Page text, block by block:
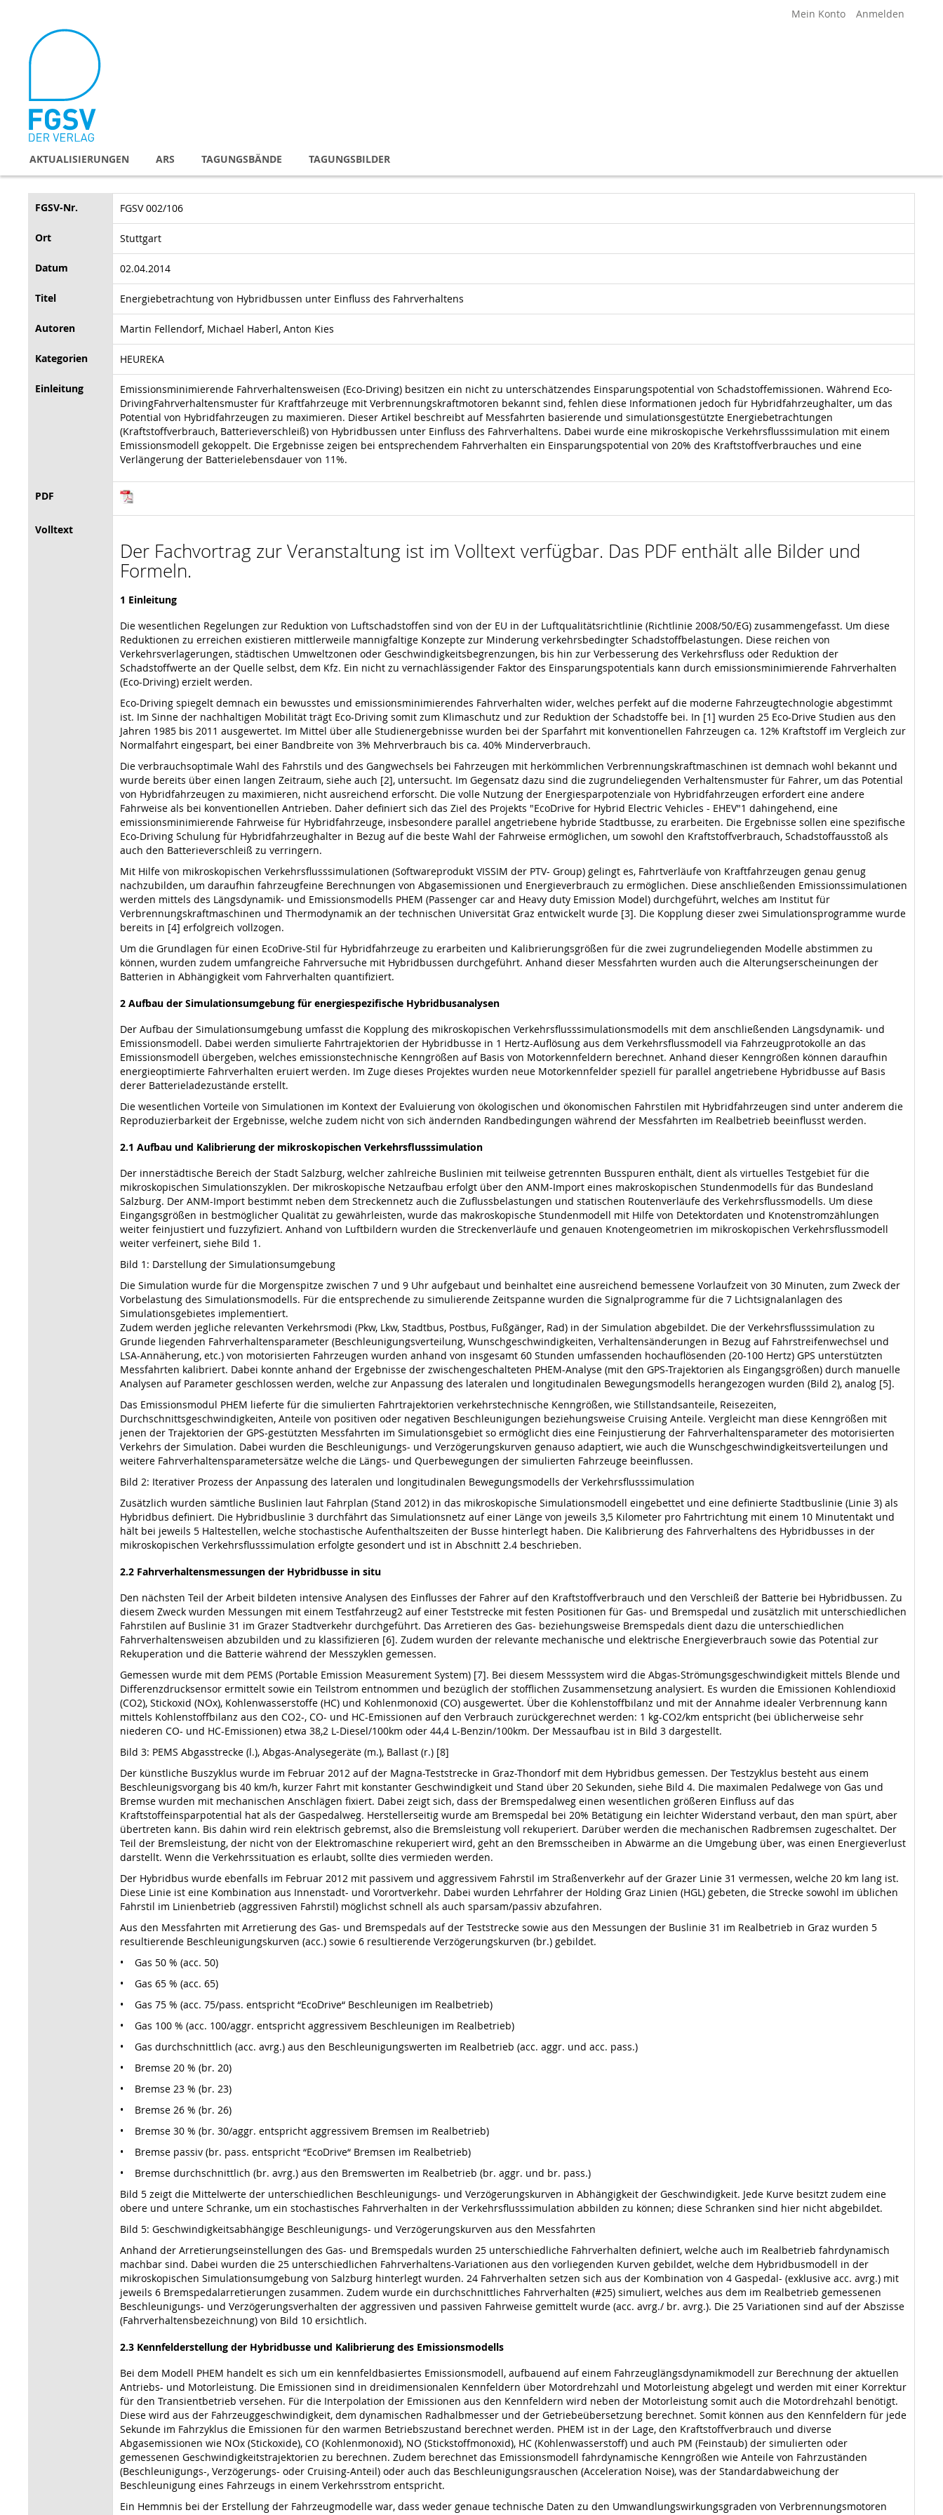
Mein Konto Anmelden
Inhalt
AKTUALISIERUNGEN ARS TAGUNGSBÄNDE TAGUNGSBILDER
FGSV-Nr. FGSV 002/106
Ort Stuttgart
Datum 02.04.2014
Titel Energiebetrachtung von Hybridbussen unter Einfluss des Fahrverhaltens
Autoren Martin Fellendorf, Michael Haberl, Anton Kies
Kategorien HEUREKA
Einleitung
Emissionsminimierende Fahrverhaltensweisen (Eco-Driving) besitzen ein nicht zu unterschätzendes Einsparungspotential von Schadstoffemissionen. Während Eco-
DrivingFahrverhaltensmuster für Kraftfahrzeuge mit Verbrennungskraftmotoren bekannt sind, fehlen diese Informationen jedoch für Hybridfahrzeughalter, um das
Potential von Hybridfahrzeugen zu maximieren. Dieser Artikel beschreibt auf Messfahrten basierende und simulationsgestützte Energiebetrachtungen
(Kraftstoffverbrauch, Batterieverschleiß) von Hybridbussen unter Einfluss des Fahrverhaltens. Dabei wurde eine mikroskopische Verkehrsflusssimulation mit einem
Emissionsmodell gekoppelt. Die Ergebnisse zeigen bei entsprechendem Fahrverhalten ein Einsparungspotential von 20% des Kraftstoffverbrauches und eine
Verlängerung der Batterielebensdauer von 11%.
PDF
Volltext
Der Fachvortrag zur Veranstaltung ist im Volltext verfügbar. Das PDF enthält alle Bilder und
Formeln.
1 Einleitung
Die wesentlichen Regelungen zur Reduktion von Luftschadstoffen sind von der EU in der Luftqualitätsrichtlinie (Richtlinie 2008/50/EG) zusammengefasst. Um diese
Reduktionen zu erreichen existieren mittlerweile mannigfaltige Konzepte zur Minderung verkehrsbedingter Schadstoffbelastungen. Diese reichen von
Verkehrsverlagerungen, städtischen Umweltzonen oder Geschwindigkeitsbegrenzungen, bis hin zur Verbesserung des Verkehrsfluss oder Reduktion der
Schadstoffwerte an der Quelle selbst, dem Kfz. Ein nicht zu vernachlässigender Faktor des Einsparungspotentials kann durch emissionsminimierende Fahrverhalten
(Eco-Driving) erzielt werden.
Eco-Driving spiegelt demnach ein bewusstes und emissionsminimierendes Fahrverhalten wider, welches perfekt auf die moderne Fahrzeugtechnologie abgestimmt
ist. Im Sinne der nachhaltigen Mobilität trägt Eco-Driving somit zum Klimaschutz und zur Reduktion der Schadstoffe bei. In [1] wurden 25 Eco-Drive Studien aus den
Jahren 1985 bis 2011 ausgewertet. Im Mittel über alle Studienergebnisse wurden bei der Sparfahrt mit konventionellen Fahrzeugen ca. 12% Kraftstoff im Vergleich zur
Normalfahrt eingespart, bei einer Bandbreite von 3% Mehrverbrauch bis ca. 40% Minderverbrauch.
Die verbrauchsoptimale Wahl des Fahrstils und des Gangwechsels bei Fahrzeugen mit herkömmlichen Verbrennungskraftmaschinen ist demnach wohl bekannt und
wurde bereits über einen langen Zeitraum, siehe auch [2], untersucht. Im Gegensatz dazu sind die zugrundeliegenden Verhaltensmuster für Fahrer, um das Potential
von Hybridfahrzeugen zu maximieren, nicht ausreichend erforscht. Die volle Nutzung der Energiesparpotenziale von Hybridfahrzeugen erfordert eine andere
Fahrweise als bei konventionellen Antrieben. Daher definiert sich das Ziel des Projekts "EcoDrive for Hybrid Electric Vehicles - EHEV"1 dahingehend, eine
emissionsminimierende Fahrweise für Hybridfahrzeuge, insbesondere parallel angetriebene hybride Stadtbusse, zu erarbeiten. Die Ergebnisse sollen eine spezifische
Eco-Driving Schulung für Hybridfahrzeughalter in Bezug auf die beste Wahl der Fahrweise ermöglichen, um sowohl den Kraftstoffverbrauch, Schadstoffausstoß als
auch den Batterieverschleiß zu verringern.
Mit Hilfe von mikroskopischen Verkehrsflusssimulationen (Softwareprodukt VISSIM der PTV- Group) gelingt es, Fahrtverläufe von Kraftfahrzeugen genau genug
nachzubilden, um daraufhin fahrzeugfeine Berechnungen von Abgasemissionen und Energieverbrauch zu ermöglichen. Diese anschließenden Emissionssimulationen
werden mittels des Längsdynamik- und Emissionsmodells PHEM (Passenger car and Heavy duty Emission Model) durchgeführt, welches am Institut für
Verbrennungskraftmaschinen und Thermodynamik an der technischen Universität Graz entwickelt wurde [3]. Die Kopplung dieser zwei Simulationsprogramme wurde
bereits in [4] erfolgreich vollzogen.
Um die Grundlagen für einen EcoDrive-Stil für Hybridfahrzeuge zu erarbeiten und Kalibrierungsgrößen für die zwei zugrundeliegenden Modelle abstimmen zu
können, wurden zudem umfangreiche Fahrversuche mit Hybridbussen durchgeführt. Anhand dieser Messfahrten wurden auch die Alterungserscheinungen der
Batterien in Abhängigkeit vom Fahrverhalten quantifiziert.
2 Aufbau der Simulationsumgebung für energiespezifische Hybridbusanalysen
Der Aufbau der Simulationsumgebung umfasst die Kopplung des mikroskopischen Verkehrsflusssimulationsmodells mit dem anschließenden Längsdynamik- und
Emissionsmodell. Dabei werden simulierte Fahrtrajektorien der Hybridbusse in 1 Hertz-Auflösung aus dem Verkehrsflussmodell via Fahrzeugprotokolle an das
Emissionsmodell übergeben, welches emissionstechnische Kenngrößen auf Basis von Motorkennfeldern berechnet. Anhand dieser Kenngrößen können daraufhin
energieoptimierte Fahrverhalten eruiert werden. Im Zuge dieses Projektes wurden neue Motorkennfelder speziell für parallel angetriebene Hybridbusse auf Basis
derer Batterieladezustände erstellt.
Die wesentlichen Vorteile von Simulationen im Kontext der Evaluierung von ökologischen und ökonomischen Fahrstilen mit Hybridfahrzeugen sind unter anderem die
Reproduzierbarkeit der Ergebnisse, welche zudem nicht von sich ändernden Randbedingungen während der Messfahrten im Realbetrieb beeinflusst werden.
2.1 Aufbau und Kalibrierung der mikroskopischen Verkehrsflusssimulation
Der innerstädtische Bereich der Stadt Salzburg, welcher zahlreiche Buslinien mit teilweise getrennten Busspuren enthält, dient als virtuelles Testgebiet für die
mikroskopischen Simulationszyklen. Der mikroskopische Netzaufbau erfolgt über den ANM-Import eines makroskopischen Stundenmodells für das Bundesland
Salzburg. Der ANM-Import bestimmt neben dem Streckennetz auch die Zuflussbelastungen und statischen Routenverläufe des Verkehrsflussmodells. Um diese
Eingangsgrößen in bestmöglicher Qualität zu gewährleisten, wurde das makroskopische Stundenmodell mit Hilfe von Detektordaten und Knotenstromzählungen
weiter feinjustiert und fuzzyfiziert. Anhand von Luftbildern wurden die Streckenverläufe und genauen Knotengeometrien im mikroskopischen Verkehrsflussmodell
weiter verfeinert, siehe Bild 1.
Bild 1: Darstellung der Simulationsumgebung
Die Simulation wurde für die Morgenspitze zwischen 7 und 9 Uhr aufgebaut und beinhaltet eine ausreichend bemessene Vorlaufzeit von 30 Minuten, zum Zweck der
Vorbelastung des Simulationsmodells. Für die entsprechende zu simulierende Zeitspanne wurden die Signalprogramme für die 7 Lichtsignalanlagen des
Simulationsgebietes implementiert.
Zudem werden jegliche relevanten Verkehrsmodi (Pkw, Lkw, Stadtbus, Postbus, Fußgänger, Rad) in der Simulation abgebildet. Die der Verkehrsflusssimulation zu
Grunde liegenden Fahrverhaltensparameter (Beschleunigungsverteilung, Wunschgeschwindigkeiten, Verhaltensänderungen in Bezug auf Fahrstreifenwechsel und
LSA-Annäherung, etc.) von motorisierten Fahrzeugen wurden anhand von insgesamt 60 Stunden umfassenden hochauflösenden (20-100 Hertz) GPS unterstützten
Messfahrten kalibriert. Dabei konnte anhand der Ergebnisse der zwischengeschalteten PHEM-Analyse (mit den GPS-Trajektorien als Eingangsgrößen) durch manuelle
Analysen auf Parameter geschlossen werden, welche zur Anpassung des lateralen und longitudinalen Bewegungsmodells herangezogen wurden (Bild 2), analog [5].
Das Emissionsmodul PHEM lieferte für die simulierten Fahrtrajektorien verkehrstechnische Kenngrößen, wie Stillstandsanteile, Reisezeiten,
Durchschnittsgeschwindigkeiten, Anteile von positiven oder negativen Beschleunigungen beziehungsweise Cruising Anteile. Vergleicht man diese Kenngrößen mit
jenen der Trajektorien der GPS-gestützten Messfahrten im Simulationsgebiet so ermöglicht dies eine Feinjustierung der Fahrverhaltensparameter des motorisierten
Verkehrs der Simulation. Dabei wurden die Beschleunigungs- und Verzögerungskurven genauso adaptiert, wie auch die Wunschgeschwindigkeitsverteilungen und
weitere Fahrverhaltensparametersätze welche die Längs- und Querbewegungen der simulierten Fahrzeuge beeinflussen.
Bild 2: Iterativer Prozess der Anpassung des lateralen und longitudinalen Bewegungsmodells der Verkehrsflusssimulation
Zusätzlich wurden sämtliche Buslinien laut Fahrplan (Stand 2012) in das mikroskopische Simulationsmodell eingebettet und eine definierte Stadtbuslinie (Linie 3) als
Hybridbus definiert. Die Hybridbuslinie 3 durchfährt das Simulationsnetz auf einer Länge von jeweils 3,5 Kilometer pro Fahrtrichtung mit einem 10 Minutentakt und
hält bei jeweils 5 Haltestellen, welche stochastische Aufenthaltszeiten der Busse hinterlegt haben. Die Kalibrierung des Fahrverhaltens des Hybridbusses in der
mikroskopischen Verkehrsflusssimulation erfolgte gesondert und ist in Abschnitt 2.4 beschrieben.
2.2 Fahrverhaltensmessungen der Hybridbusse in situ
Den nächsten Teil der Arbeit bildeten intensive Analysen des Einflusses der Fahrer auf den Kraftstoffverbrauch und den Verschleiß der Batterie bei Hybridbussen. Zu
diesem Zweck wurden Messungen mit einem Testfahrzeug2 auf einer Teststrecke mit festen Positionen für Gas- und Bremspedal und zusätzlich mit unterschiedlichen
Fahrstilen auf Buslinie 31 im Grazer Stadtverkehr durchgeführt. Das Arretieren des Gas- beziehungsweise Bremspedals dient dazu die unterschiedlichen
Fahrverhaltensweisen abzubilden und zu klassifizieren [6]. Zudem wurden der relevante mechanische und elektrische Energieverbrauch sowie das Potential zur
Rekuperation und die Batterie während der Messzyklen gemessen.
Gemessen wurde mit dem PEMS (Portable Emission Measurement System) [7]. Bei diesem Messsystem wird die Abgas-Strömungsgeschwindigkeit mittels Blende und
Differenzdrucksensor ermittelt sowie ein Teilstrom entnommen und bezüglich der stofflichen Zusammensetzung analysiert. Es wurden die Emissionen Kohlendioxid
(CO2), Stickoxid (NOx), Kohlenwasserstoffe (HC) und Kohlenmonoxid (CO) ausgewertet. Über die Kohlenstoffbilanz und mit der Annahme idealer Verbrennung kann
mittels Kohlenstoffbilanz aus den CO2-, CO- und HC-Emissionen auf den Verbrauch zurückgerechnet werden: 1 kg-CO2/km entspricht (bei üblicherweise sehr
niederen CO- und HC-Emissionen) etwa 38,2 L-Diesel/100km oder 44,4 L-Benzin/100km. Der Messaufbau ist in Bild 3 dargestellt.
Bild 3: PEMS Abgasstrecke (l.), Abgas-Analysegeräte (m.), Ballast (r.) [8]
Der künstliche Buszyklus wurde im Februar 2012 auf der Magna-Teststrecke in Graz-Thondorf mit dem Hybridbus gemessen. Der Testzyklus besteht aus einem
Beschleunigsvorgang bis 40 km/h, kurzer Fahrt mit konstanter Geschwindigkeit und Stand über 20 Sekunden, siehe Bild 4. Die maximalen Pedalwege von Gas und
Bremse wurden mit mechanischen Anschlägen fixiert. Dabei zeigt sich, dass der Bremspedalweg einen wesentlichen größeren Einfluss auf das
Kraftstoffeinsparpotential hat als der Gaspedalweg. Herstellerseitig wurde am Bremspedal bei 20% Betätigung ein leichter Widerstand verbaut, den man spürt, aber
übertreten kann. Bis dahin wird rein elektrisch gebremst, also die Bremsleistung voll rekuperiert. Darüber werden die mechanischen Radbremsen zugeschaltet. Der
Teil der Bremsleistung, der nicht von der Elektromaschine rekuperiert wird, geht an den Bremsscheiben in Abwärme an die Umgebung über, was einen Energieverlust
darstellt. Wenn die Verkehrssituation es erlaubt, sollte dies vermieden werden.
Der Hybridbus wurde ebenfalls im Februar 2012 mit passivem und aggressivem Fahrstil im Straßenverkehr auf der Grazer Linie 31 vermessen, welche 20 km lang ist.
Diese Linie ist eine Kombination aus Innenstadt- und Vorortverkehr. Dabei wurden Lehrfahrer der Holding Graz Linien (HGL) gebeten, die Strecke sowohl im üblichen
Fahrstil im Linienbetrieb (aggressiven Fahrstil) möglichst schnell als auch sparsam/passiv abzufahren.
Aus den Messfahrten mit Arretierung des Gas- und Bremspedals auf der Teststrecke sowie aus den Messungen der Buslinie 31 im Realbetrieb in Graz wurden 5
resultierende Beschleunigungskurven (acc.) sowie 6 resultierende Verzögerungskurven (br.) gebildet.
• Gas 50 % (acc. 50)
• Gas 65 % (acc. 65)
• Gas 75 % (acc. 75/pass. entspricht “EcoDrive“ Beschleunigen im Realbetrieb)
• Gas 100 % (acc. 100/aggr. entspricht aggressivem Beschleunigen im Realbetrieb)
• Gas durchschnittlich (acc. avrg.) aus den Beschleunigungswerten im Realbetrieb (acc. aggr. und acc. pass.)
• Bremse 20 % (br. 20)
• Bremse 23 % (br. 23)
• Bremse 26 % (br. 26)
• Bremse 30 % (br. 30/aggr. entspricht aggressivem Bremsen im Realbetrieb)
• Bremse passiv (br. pass. entspricht “EcoDrive“ Bremsen im Realbetrieb)
• Bremse durchschnittlich (br. avrg.) aus den Bremswerten im Realbetrieb (br. aggr. und br. pass.)
Bild 5 zeigt die Mittelwerte der unterschiedlichen Beschleunigungs- und Verzögerungskurven in Abhängigkeit der Geschwindigkeit. Jede Kurve besitzt zudem eine
obere und untere Schranke, um ein stochastisches Fahrverhalten in der Verkehrsflusssimulation abbilden zu können; diese Schranken sind hier nicht abgebildet.
Bild 5: Geschwindigkeitsabhängige Beschleunigungs- und Verzögerungskurven aus den Messfahrten
Anhand der Arretierungseinstellungen des Gas- und Bremspedals wurden 25 unterschiedliche Fahrverhalten definiert, welche auch im Realbetrieb fahrdynamisch
machbar sind. Dabei wurden die 25 unterschiedlichen Fahrverhaltens-Variationen aus den vorliegenden Kurven gebildet, welche dem Hybridbusmodell in der
mikroskopischen Simulationsumgebung von Salzburg hinterlegt wurden. 24 Fahrverhalten setzen sich aus der Kombination von 4 Gaspedal- (exklusive acc. avrg.) mit
jeweils 6 Bremspedalarretierungen zusammen. Zudem wurde ein durchschnittliches Fahrverhalten (#25) simuliert, welches aus dem im Realbetrieb gemessenen
Beschleunigungs- und Verzögerungsverhalten der aggressiven und passiven Fahrweise gemittelt wurde (acc. avrg./ br. avrg.). Die 25 Variationen sind auf der Abszisse
(Fahrverhaltensbezeichnung) von Bild 10 ersichtlich.
2.3 Kennfelderstellung der Hybridbusse und Kalibrierung des Emissionsmodells
Bei dem Modell PHEM handelt es sich um ein kennfeldbasiertes Emissionsmodell, aufbauend auf einem Fahrzeuglängsdynamikmodell zur Berechnung der aktuellen
Antriebs- und Motorleistung. Die Emissionen sind in dreidimensionalen Kennfeldern über Motordrehzahl und Motorleistung abgelegt und werden mit einer Korrektur
für den Transientbetrieb versehen. Für die Interpolation der Emissionen aus den Kennfeldern wird neben der Motorleistung somit auch die Motordrehzahl benötigt.
Diese wird aus der Fahrzeuggeschwindigkeit, dem dynamischen Radhalbmesser und der Getriebeübersetzung berechnet. Somit können aus den Kennfeldern für jede
Sekunde im Fahrzyklus die Emissionen für den warmen Betriebszustand berechnet werden. PHEM ist in der Lage, den Kraftstoffverbrauch und diverse
Abgasemissionen wie NOx (Stickoxide), CO (Kohlenmonoxid), NO (Stickstoffmonoxid), HC (Kohlenwasserstoff) und auch PM (Feinstaub) der simulierten oder
gemessenen Geschwindigkeitstrajektorien zu berechnen. Zudem berechnet das Emissionsmodell fahrdynamische Kenngrößen wie Anteile von Fahrzuständen
(Beschleunigungs-, Verzögerungs- oder Cruising-Anteil) oder auch das Beschleunigungsrauschen (Acceleration Noise), was der Standardabweichung der
Beschleunigung eines Fahrzeugs in einem Verkehrsstrom entspricht.
Ein Hemmnis bei der Erstellung der Fahrzeugmodelle war, dass weder genaue technische Daten zu den Umwandlungswirkungsgraden von Verbrennungsmotoren